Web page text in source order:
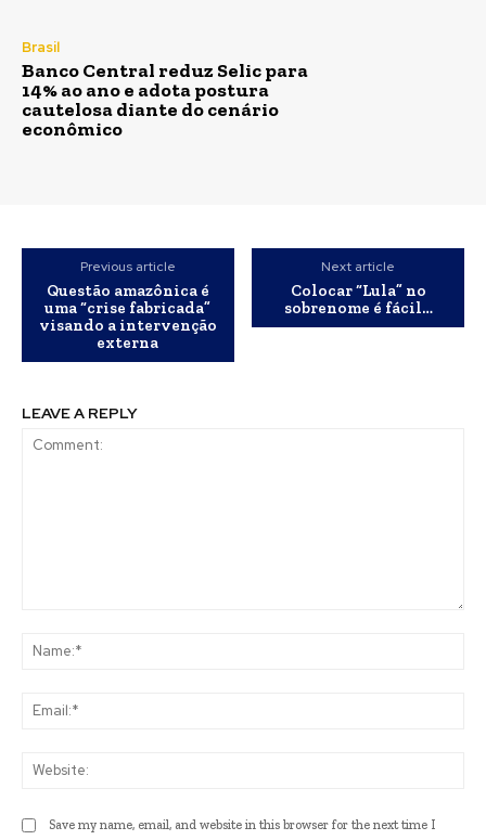
Brasil
Banco Central reduz Selic para
14% ao ano e adota postura
cautelosa diante do cenário
econômico
Previous article
Questão amazônica é
uma “crise fabricada”
visando a intervenção
externa
Next article
Colocar “Lula” no
sobrenome é fácil…
LEAVE A REPLY
Save my name, email, and website in this browser for the next time I